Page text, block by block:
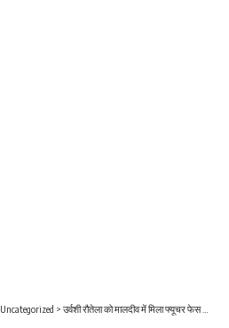
Uncategorized > उर्वशी रौतेला को मालदीव में मिला फ्यूचर फेस ऑफ द ईयर का सम्मान !